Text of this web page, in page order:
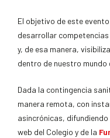
El objetivo de este
desarrollar
y, de esa manera,
dentro de nuestro mundo
Dada la contingencia
manera remota, con
asincrónicas,
web del Colegio y de la